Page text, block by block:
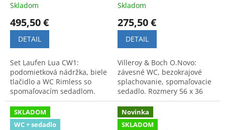
Skladom
495,50 €
DETAIL
Set Laufen Lua CW1:
podomietková nádržka, biele
tlačidlo a WC Rimless so
spomaľovacím sedadlom.
Moderný, čistý dizajn a
maximálne pohodlie pre
vašu kúpeľňu.
Skladom
275,50 €
DETAIL
Villeroy & Boch O.Novo:
závesné WC, bezokrajové
splachovanie, spomaľovacie
sedadlo. Rozmery 56 x 36
cm. Kód produktu:
5660HR01.
SKLADOM
WC + sedadlo
Novinka
SKLADOM